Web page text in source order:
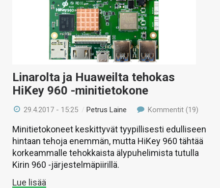
VAIHDA TEEMA
HAKU
Linarolta ja Huaweilta tehokas
HiKey 960 -minitietokone
29.4.2017 - 15:25 /Petrus Laine Kommentit (19)
Minitietokoneet keskittyvät tyypillisesti edulliseen
hintaan tehoja enemmän, mutta HiKey 960 tähtää
korkeammalle tehokkaista älypuhelimista tutulla
Kirin 960 -järjestelmäpiirillä.
Lue lisää